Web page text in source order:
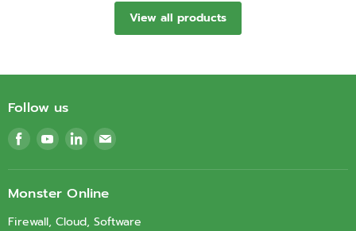
View all products
Follow us
Find
us
on
Facebook
Find
us
on
Youtube
Find
us
on
LinkedIn
Find
on
Monster Online
Firewall, Cloud, Software